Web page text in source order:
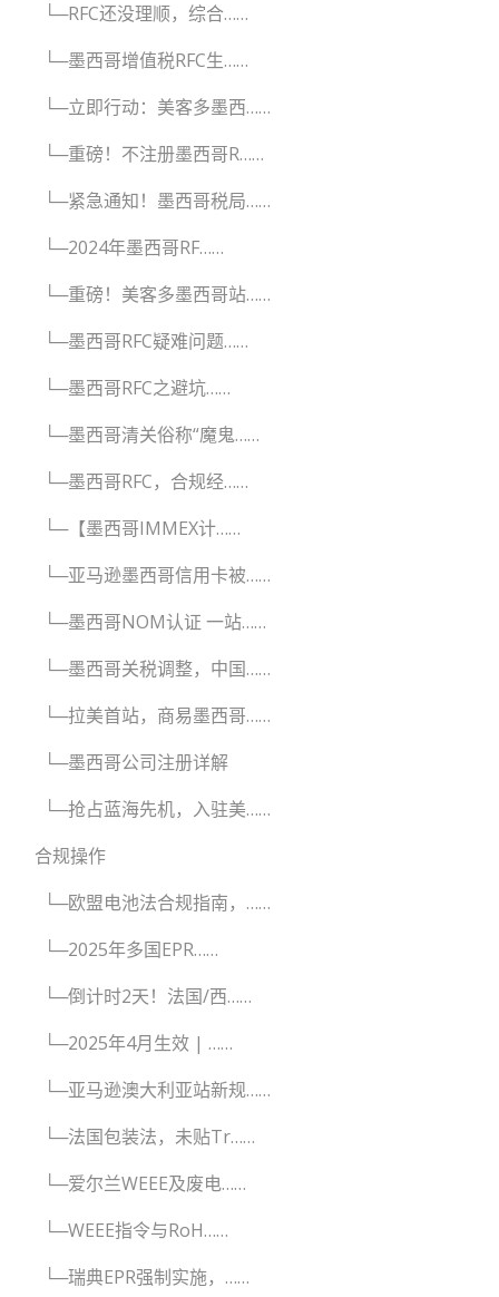
└─RFC还没理顺，综合……
└─墨西哥增值税RFC生……
└─立即行动：美客多墨西……
└─重磅！不注册墨西哥R……
└─紧急通知！墨西哥税局……
└─2024年墨西哥RF……
└─重磅！美客多墨西哥站……
└─墨西哥RFC疑难问题……
└─墨西哥RFC之避坑……
└─墨西哥清关俗称“魔鬼……
└─墨西哥RFC，合规经……
└─【墨西哥IMMEX计……
└─亚马逊墨西哥信用卡被……
└─墨西哥NOM认证 一站……
└─墨西哥关税调整，中国……
└─拉美首站，商易墨西哥……
└─墨西哥公司注册详解
└─抢占蓝海先机，入驻美……
合规操作
└─欧盟电池法合规指南，……
└─2025年多国EPR……
└─倒计时2天！法国/西……
└─2025年4月生效 | ……
└─亚马逊澳大利亚站新规……
└─法国包装法，未贴Tr……
└─爱尔兰WEEE及废电……
└─WEEE指令与RoH……
└─瑞典EPR强制实施，……